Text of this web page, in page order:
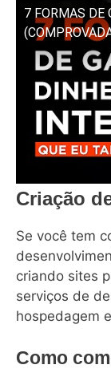
7 FORMAS DE
Criação
Se você tem
criando sites
serviços de
hospedagem
Como